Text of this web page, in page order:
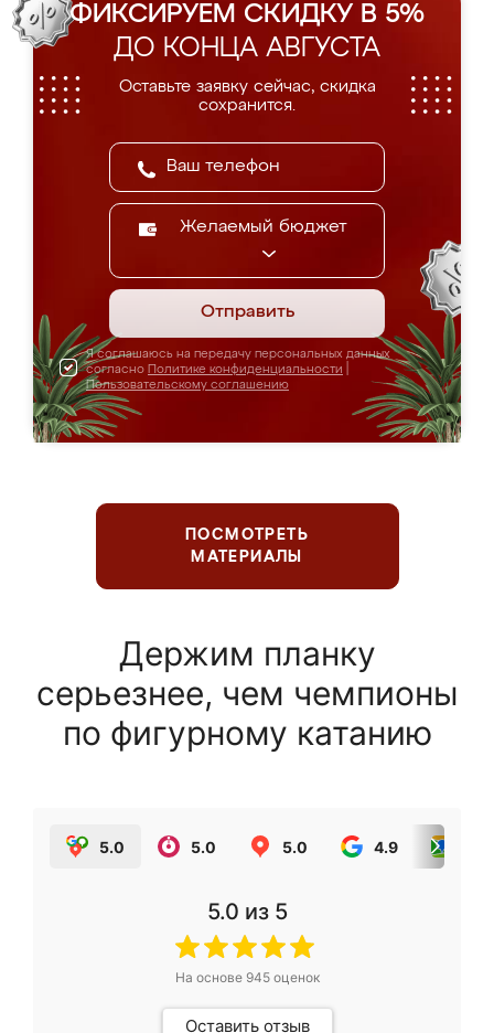
ФИКСИРУЕМ СКИДКУ В 5%
ДО КОНЦА АВГУСТА
Оставьте заявку сейчас, скидка
сохранится.
Желаемый бюджет
Отправить
Я соглашаюсь на передачу персональных данных
согласно Политике конфиденциальности
Пользовательскому соглашению
ПОСМОТРЕТЬ
МАТЕРИАЛЫ
Держим планку
серьезнее, чем чемпионы
по фигурному катанию
5.0 5.0 5.0 4.9
5.0 из 5
На основе 945оценок
Оставить отзыв